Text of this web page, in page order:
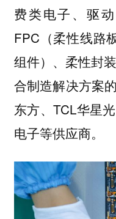
费类电子、驱
FPC（柔性线路
组件）、柔性封
合制造解决方案
东方、TCL华星
电子等供应商。